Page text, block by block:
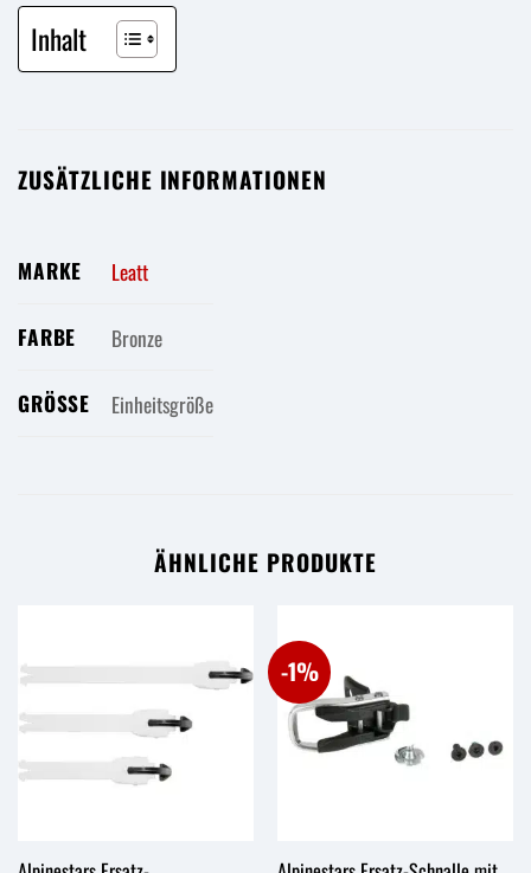
Inhalt
ZUSÄTZLICHE INFORMATIONEN
MARKE Leatt
FARBE Bronze
GRÖSSE Einheitsgröße
ÄHNLICHE PRODUKTE
-1%